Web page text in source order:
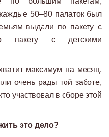
50–80 палаток был
выдали по пакету с
пакету с детскими
максимум на месяц,
очень рады той заботе,
участвовал в сборе этой
это дело?